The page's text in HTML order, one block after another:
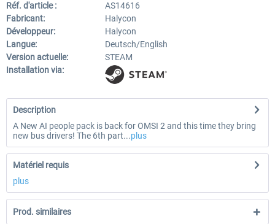
Réf. d'article :
AS14616
Fabricant:
Halycon
Développeur:
Halycon
Langue:
Deutsch/English
Version actuelle:
STEAM
Installation via:
Description
A New AI people pack is back for OMSI 2 and this time they bring
new bus drivers! The 6th part...plus
Matériel requis
plus
Prod. similaires